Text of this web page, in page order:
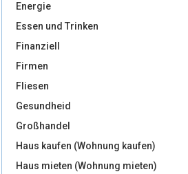
Energie
Essen und Trinken
Finanziell
Firmen
Fliesen
Gesundheid
Großhandel
Haus kaufen (Wohnung kaufen)
Haus mieten (Wohnung mieten)